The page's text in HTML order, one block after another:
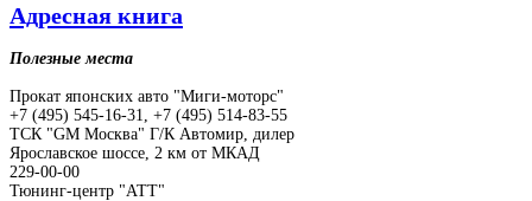
Адресная книга
Полезные места
Прокат японских авто "Миги-моторс"
+7 (495) 545-16-31, +7 (495) 514-83-55
ТСК "GM Москва" Г/К Автомир, дилер
Ярославское шоссе, 2 км от МКАД
229-00-00
Тюнинг-центр "АТТ"